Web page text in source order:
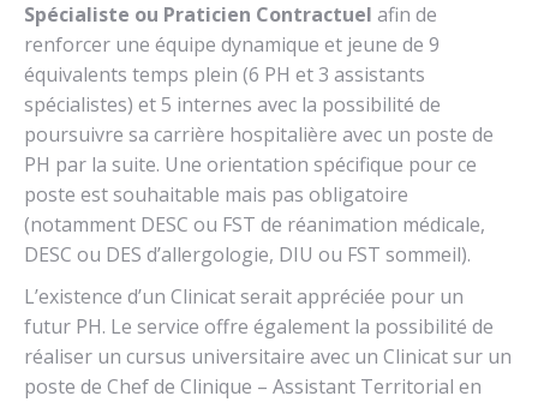
Spécialiste ou Praticien Contractuel afin de
renforcer une équipe dynamique et jeune de 9
équivalents temps plein (6 PH et 3 assistants
spécialistes) et 5 internes avec la possibilité de
poursuivre sa carrière hospitalière avec un poste de
PH par la suite. Une orientation spécifique pour ce
poste est souhaitable mais pas obligatoire
(notamment DESC ou FST de réanimation médicale,
DESC ou DES d’allergologie, DIU ou FST sommeil).
L’existence d’un Clinicat serait appréciée pour un
futur PH. Le service offre également la possibilité de
réaliser un cursus universitaire avec un Clinicat sur un
poste de Chef de Clinique – Assistant Territorial en